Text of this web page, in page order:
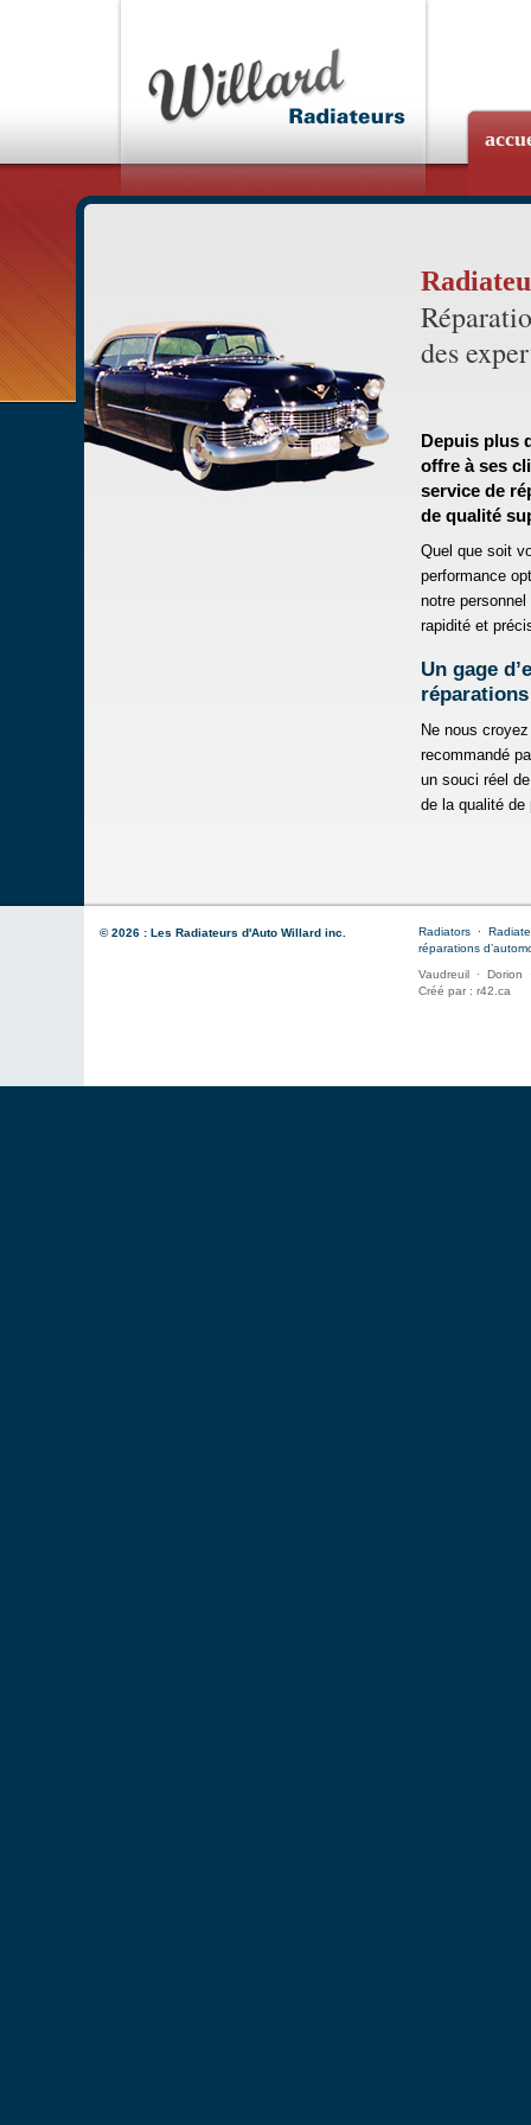
des
Depuis plus
offre à ses
service de
de qualité
Quel que soit
performance
notre personnel
rapidité et
Un gage
Ne nous
recommandé
un souci réel
de la qualité de
© 2026 : Les Radiateurs d'Auto Willard inc. Radiators ∙
réparations
Vaudreuil
∙ Dorion
Créé par : r42.ca